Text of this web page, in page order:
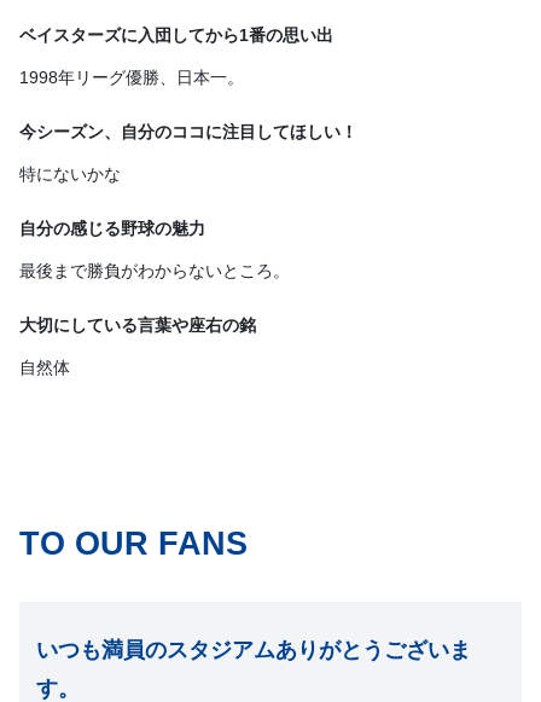
ベイスターズに入団してから1番の思い出
1998年リーグ優勝、日本一。
今シーズン、自分のココに注目してほしい！
特にないかな
自分の感じる野球の魅力
最後まで勝負がわからないところ。
大切にしている言葉や座右の銘
自然体
TO OUR FANS
いつも満員のスタジアムありがとうございま
す。